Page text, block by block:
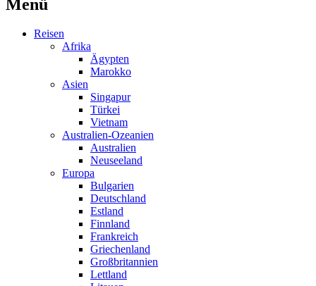
Menü
Reisen
Afrika
Ägypten
Marokko
Asien
Singapur
Türkei
Vietnam
Australien-Ozeanien
Australien
Neuseeland
Europa
Bulgarien
Deutschland
Estland
Finnland
Frankreich
Griechenland
Großbritannien
Lettland